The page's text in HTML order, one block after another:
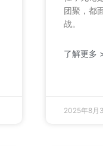
团聚，都
战。
了解更多
2025年8月